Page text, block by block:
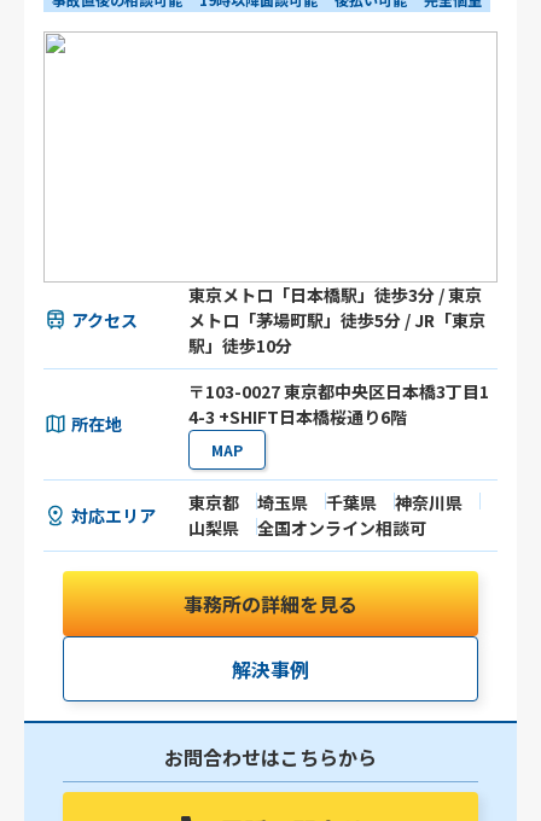
アクセス
東京メトロ「日本橋駅」徒歩3分 / 東京
メトロ「茅場町駅」徒歩5分 / JR「東京
駅」徒歩10分
所在地
〒103-0027 東京都中央区日本橋3丁目1
4-3 +SHIFT日本橋桜通り6階
MAP
対応エリア
東京都 埼玉県 千葉県
神奈川県
山梨県
全国オンライン相談可
事務所の詳細を見る
解決事例
お問合わせはこちらから